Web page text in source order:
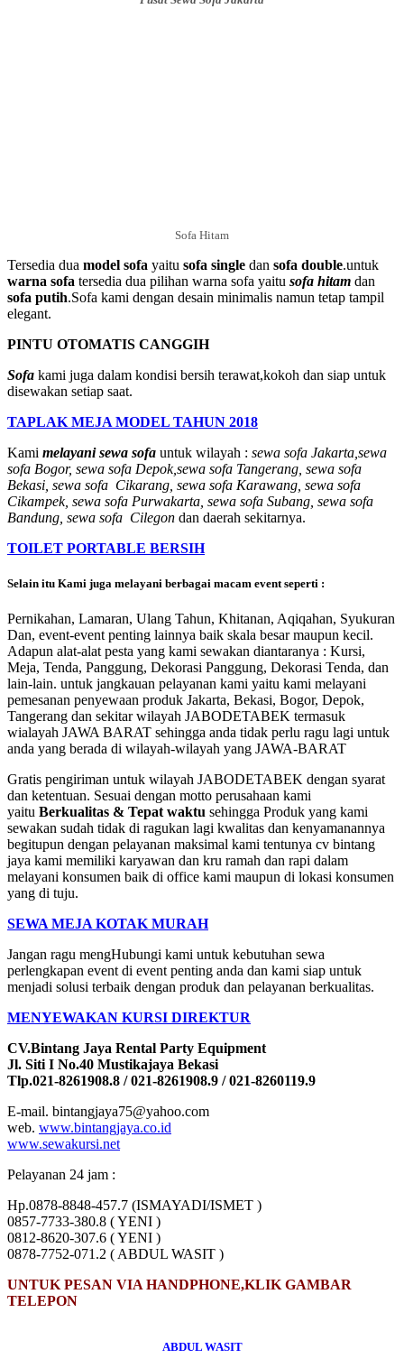
Sofa Hitam
Tersedia dua model sofa yaitu sofa single dan sofa double.untuk
warna sofa tersedia dua pilihan warna sofa yaitu sofa hitam dan
sofa putih.Sofa kami dengan desain minimalis namun tetap tampil
elegant.
PINTU OTOMATIS CANGGIH
Sofa kami juga dalam kondisi bersih terawat,kokoh dan siap untuk
disewakan setiap saat.
TAPLAK MEJA MODEL TAHUN 2018
Kami melayani sewa sofa untuk wilayah : sewa sofa Jakarta,sewa
sofa Bogor, sewa sofa Depok,sewa sofa Tangerang, sewa sofa
Bekasi, sewa sofa Cikarang, sewa sofa Karawang, sewa sofa
Cikampek, sewa sofa Purwakarta, sewa sofa Subang, sewa sofa
Bandung, sewa sofa Cilegon dan daerah sekitarnya.
TOILET PORTABLE BERSIH
Selain itu Kami juga melayani berbagai macam event seperti :
Pernikahan, Lamaran, Ulang Tahun, Khitanan, Aqiqahan, Syukuran
Dan, event-event penting lainnya baik skala besar maupun kecil.
Adapun alat-alat pesta yang kami sewakan diantaranya : Kursi,
Meja, Tenda, Panggung, Dekorasi Panggung, Dekorasi Tenda, dan
lain-lain. untuk jangkauan pelayanan kami yaitu kami melayani
pemesanan penyewaan produk Jakarta, Bekasi, Bogor, Depok,
Tangerang dan sekitar wilayah JABODETABEK termasuk
wialayah JAWA BARAT sehingga anda tidak perlu ragu lagi untuk
anda yang berada di wilayah-wilayah yang JAWA-BARAT
Gratis pengiriman untuk wilayah JABODETABEK dengan syarat
dan ketentuan. Sesuai dengan motto perusahaan kami
yaitu Berkualitas & Tepat waktu sehingga Produk yang kami
sewakan sudah tidak di ragukan lagi kwalitas dan kenyamanannya
begitupun dengan pelayanan maksimal kami tentunya cv bintang
jaya kami memiliki karyawan dan kru ramah dan rapi dalam
melayani konsumen baik di office kami maupun di lokasi konsumen
yang di tuju.
SEWA MEJA KOTAK MURAH
Jangan ragu mengHubungi kami untuk kebutuhan sewa
perlengkapan event di event penting anda dan kami siap untuk
menjadi solusi terbaik dengan produk dan pelayanan berkualitas.
MENYEWAKAN KURSI DIREKTUR
CV.Bintang Jaya Rental Party Equipment
Jl. Siti I No.40 Mustikajaya Bekasi
Tlp.021-8261908.8 / 021-8261908.9 / 021-8260119.9
E-mail. bintangjaya75@yahoo.com
web. www.bintangjaya.co.id
www.sewakursi.net
Pelayanan 24 jam :
Hp.0878-8848-457.7 (ISMAYADI/ISMET )
0857-7733-380.8 ( YENI )
0812-8620-307.6 ( YENI )
0878-7752-071.2 ( ABDUL WASIT )
UNTUK PESAN VIA HANDPHONE,KLIK GAMBAR
TELEPON
ABDUL WASIT